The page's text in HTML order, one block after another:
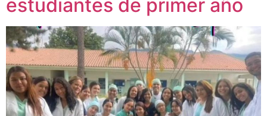
estudiantes de primer año